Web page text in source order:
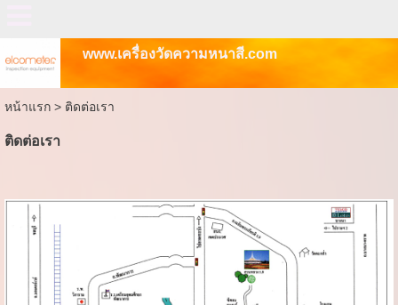
www.เครื่องวัดความหนาสี.com
หน้าแรก> ติดต่อเรา
ติดต่อเรา